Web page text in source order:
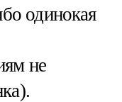
одинокая
не